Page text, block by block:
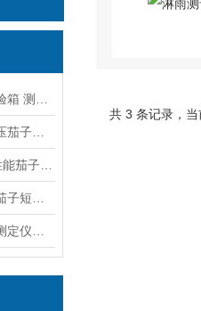
共 3 条记录